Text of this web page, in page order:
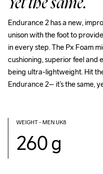
Yet the same.
Endurance 2 has a new,
unison with the foot to
in every step. The Px Foam
cushioning, superior feel
being ultra-lightweight. Hit
Endurance 2– it’s the same,
WEIGHT - MEN UK8
260 g